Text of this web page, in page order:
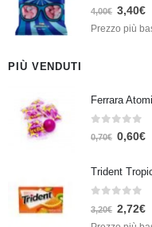
Su 5
4,00€ 3,40€
Prezzo più
PIÙ VENDUTI
Ferrara
Su 5
0,70€ 0,60€
Trident
Su 5
3,20€ 2,72€